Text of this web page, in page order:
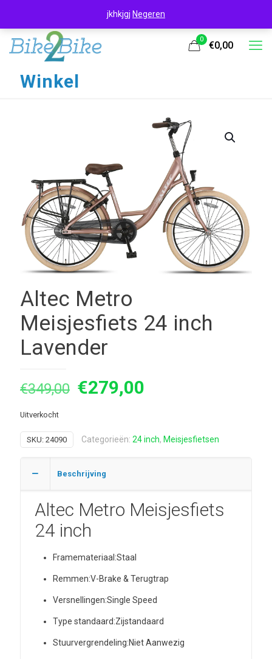
0
€0,00
Winkel
Altec Metro
Meisjesfiets 24 inch
Lavender
€349,00 Oorspronkelijke
€349,00.
€279,00
€279,00.
Uitverkocht
SKU: 24090 Categorieën: 24 inch, Meisjesfietsen
Beschrijving
Altec Metro Meisjesfiets
24 inch
Framemateriaal:Staal
Remmen:V-Brake & Terugtrap
Versnellingen:Single Speed
Type standaard:Zijstandaard
Stuurvergrendeling:Niet Aanwezig
jkhkjgj Negeren